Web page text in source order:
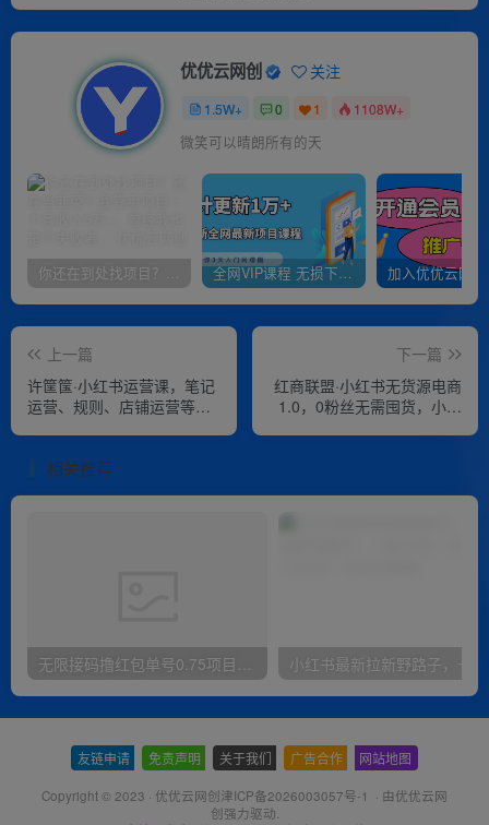
优优云网创 关注
1.5W+ 0 1 1108W+
微笑可以晴朗所有的天
你还在到处找项目？还在当韭菜？我靠卖项目一个月收入5万+，曾经我也是个失败者。 全网VIP课程 无损下载~
上一篇
许筐筺·小红书运营课，​笔记
运营、规则、店铺运营等模
下一篇
红商联盟·小红书无货源电商
1.0，0粉丝无需囤货，小白
相关推荐
无限接码撸红包单号0.75项目无偿分享给你【揭秘】
友链申请 免责声明 关于我们 广告合作 网站地图
Copyright © 2023 · 优优云网创津ICP备2026003057号-1 · 由优优云网
创强力驱动.